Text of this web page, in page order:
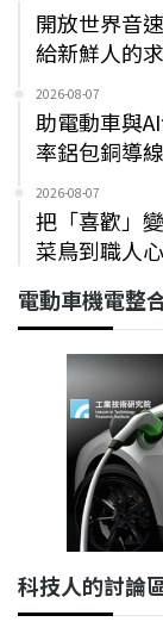
開放世界音
給新鮮人的
2026-08-07
助電動車與
率鋁包銅導線
2026-08-07
把「喜歡」
菜鳥到職人
電動車機電整
科技人的討論